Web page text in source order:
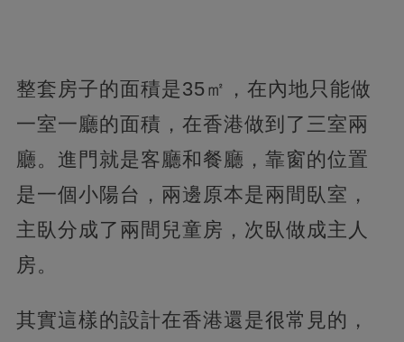
整套房子的面積是35㎡，在內地只能做
一室一廳的面積，在香港做到了三室兩
廳。進門就是客廳和餐廳，靠窗的位置
是一個小陽台，兩邊原本是兩間臥室，
主臥分成了兩間兒童房，次臥做成主人
房。
其實這樣的設計在香港還是很常見的，